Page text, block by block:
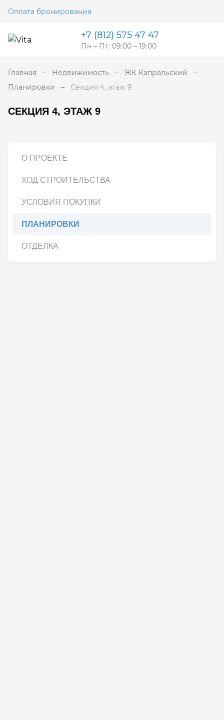
Оплата бронирования
+7 (812) 575 47 47
Пн – Пт: 09:00 – 19:00
Главная Недвижимость
ЖК Капральский
Планировки
Секция 4, этаж 9
СЕКЦИЯ 4, ЭТАЖ 9
О ПРОЕКТЕ
ХОД СТРОИТЕЛЬСТВА
УСЛОВИЯ ПОКУПКИ
ПЛАНИРОВКИ
ОТДЕЛКА